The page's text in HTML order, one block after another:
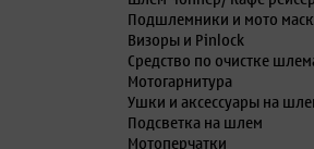
Подшлемники и мото
Визоры и Pinlock
Средство по очистке
Мотогарнитура
Ушки и аксессуары на
Подсветка на шлем